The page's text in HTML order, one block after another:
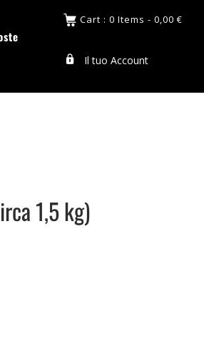
Cart : 0 Items - 0,00 €
Il tuo Account
1,5 kg)